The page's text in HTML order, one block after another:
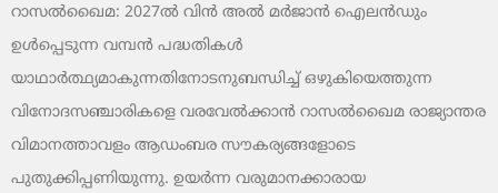
റാസൽഖൈമ: 2027ൽ വിൻ അൽ മർജാൻ ഐലൻഡും
ഉൾപ്പെടുന്ന വമ്പൻ പദ്ധതികൾ
യാഥാർത്ഥ്യമാകുന്നതിനോടനുബന്ധിച്ച് ഒഴുകിയെത്തുന്ന
വിനോദസഞ്ചാരികളെ വരവേൽക്കാൻ റാസൽഖൈമ രാജ്യാന്തര
വിമാനത്താവളം ആഡംബര സൗകര്യങ്ങളോടെ
പുതുക്കിപ്പണിയുന്നു. ഉയർന്ന വരുമാനക്കാരായ